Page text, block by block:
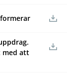
med att